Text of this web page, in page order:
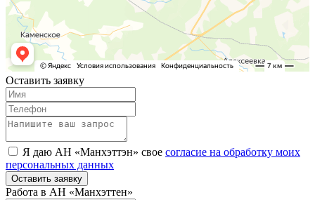
Оставить заявку
Я даю АН «Манхэттэн» свое согласие на обработку моих
персональных данных
Оставить заявку
Работа в АН «Манхэттен»